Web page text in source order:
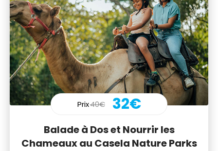
Prix40€ 32€
Balade à Dos et Nourrir les
Chameaux au Casela Nature Parks